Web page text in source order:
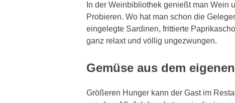
In der Weinbibliothek genießt man Wein
Probieren. Wo hat man schon die
eingelegte Sardinen, frittierte
ganz relaxt und völlig ungezwungen.
Gemüse aus dem
Größeren Hunger kann der Gast im